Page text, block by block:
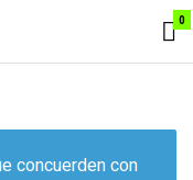
0
concuerden con